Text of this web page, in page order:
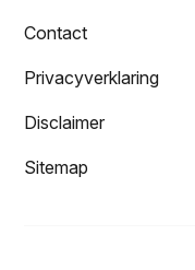
Contact
Privacyverklaring
Disclaimer
Sitemap